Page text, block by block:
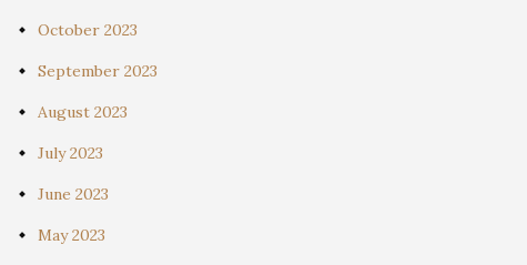
October 2023
September 2023
August 2023
July 2023
June 2023
May 2023